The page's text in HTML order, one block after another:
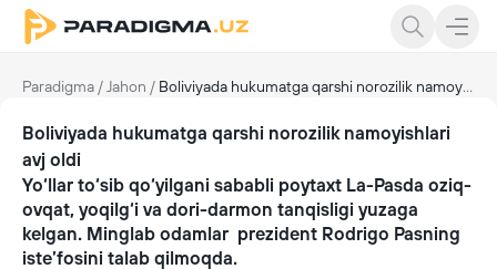
Paradigma / Jahon / Boliviyada hukumatga qarshi norozilik namoyishlari avj oldi
Boliviyada hukumatga qarshi norozilik namoyishlari
avj oldi
Yo‘llar to‘sib qo‘yilgani sababli poytaxt La-Pasda oziq-
ovqat, yoqilg‘i va dori-darmon tanqisligi yuzaga
kelgan. Minglab odamlar prezident Rodrigo Pasning
iste’fosini talab qilmoqda.